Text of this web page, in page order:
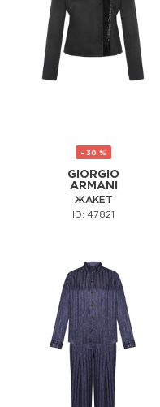
- 30 %
GIORGIO
ARMANI
ЖАКЕТ
ID: 47821